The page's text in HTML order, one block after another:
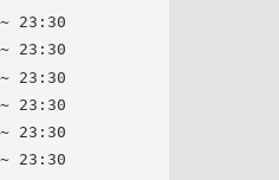
~ 23 : 30
~ 23 : 30
~ 23 : 30
~ 23 : 30
~ 23 : 30
~ 23 : 30